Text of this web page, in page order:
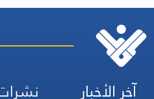
آخر الأخبار